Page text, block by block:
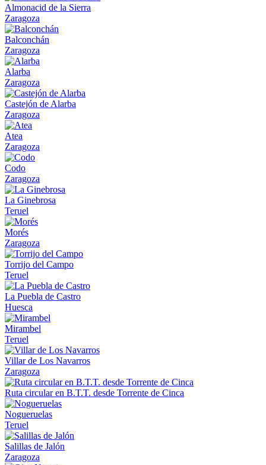
Almonacid de la Sierra
Zaragoza
Balconchán
Zaragoza
Alarba
Zaragoza
Castejón de Alarba
Zaragoza
Atea
Zaragoza
Codo
Zaragoza
La Ginebrosa
Teruel
Morés
Zaragoza
Torrijo del Campo
Teruel
La Puebla de Castro
Huesca
Mirambel
Teruel
Villar de Los Navarros
Zaragoza
Ruta circular en B.T.T. desde Torrente de Cinca
Nogueruelas
Teruel
Salillas de Jalón
Zaragoza